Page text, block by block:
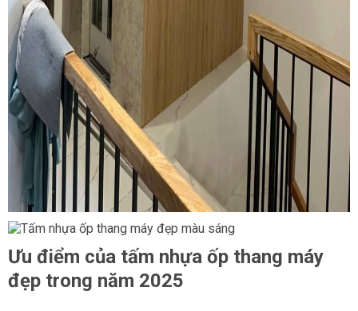
Ưu điểm của tấm nhựa ốp thang máy
đẹp trong năm 2025